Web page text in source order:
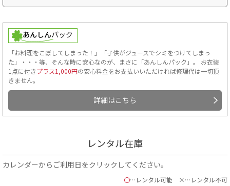
■袴丈…袴の前側の紐下からの長さ。
ご自身の袴丈を知る方法
男袴の着付方法 ～かんたん解説～
「お料理をこぼしてしまった！」「子供がジュースでシミをつけてしまっ
た」・・・等、そんな時に安心なのが、まさに「あんしんパック」。 お衣装
1点に付きプラス1,000円の安心料金をお支払いいただければ修理代は一切頂
きません。
詳細はこちら
レンタル在庫
カレンダーからご利用日をクリックしてください。
〇…レンタル可能 ×…レンタル不可